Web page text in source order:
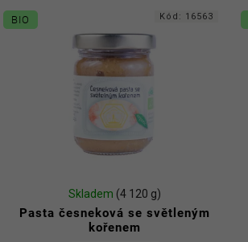
BIO
Pasta česneková se světleným
kořenem
Skladem (4 120 g)
Kód: 16563